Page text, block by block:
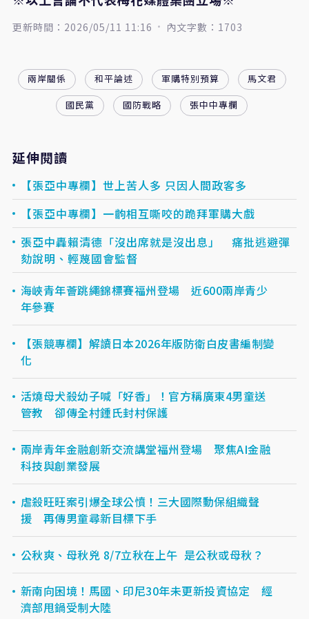
更新時間：2026/05/11 11:16 內文字數：1703
兩岸關係 和平論述 軍購特別預算
馬文君
國民黨
國防戰略 張中中專欄
延伸閱讀
【張亞中專欄】世上苦人多 只因人間政客多
【張亞中專欄】一齣相互嘶咬的跪拜軍購大戲
張亞中轟賴清德「沒出席就是沒出息」 痛批逃避彈
劾說明、輕蔑國會監督
海峽青年薈跳繩錦標賽福州登場 近600兩岸青少
年參賽
【張競專欄】解讀日本2026年版防衛白皮書編制變
化
活燒母犬殺幼子喊「好香」！官方稱廣東4男童送
管教 卻傳全村鍾氏封村保護
兩岸青年金融創新交流講堂福州登場 聚焦AI金融
科技與創業發展
虐殺旺旺案引爆全球公憤！三大國際動保組織聲
援 再傳男童尋新目標下手
公秋爽、母秋兇 8/7立秋在上午 是公秋或母秋？
新南向困境！馬國、印尼30年未更新投資協定 經
濟部甩鍋受制大陸